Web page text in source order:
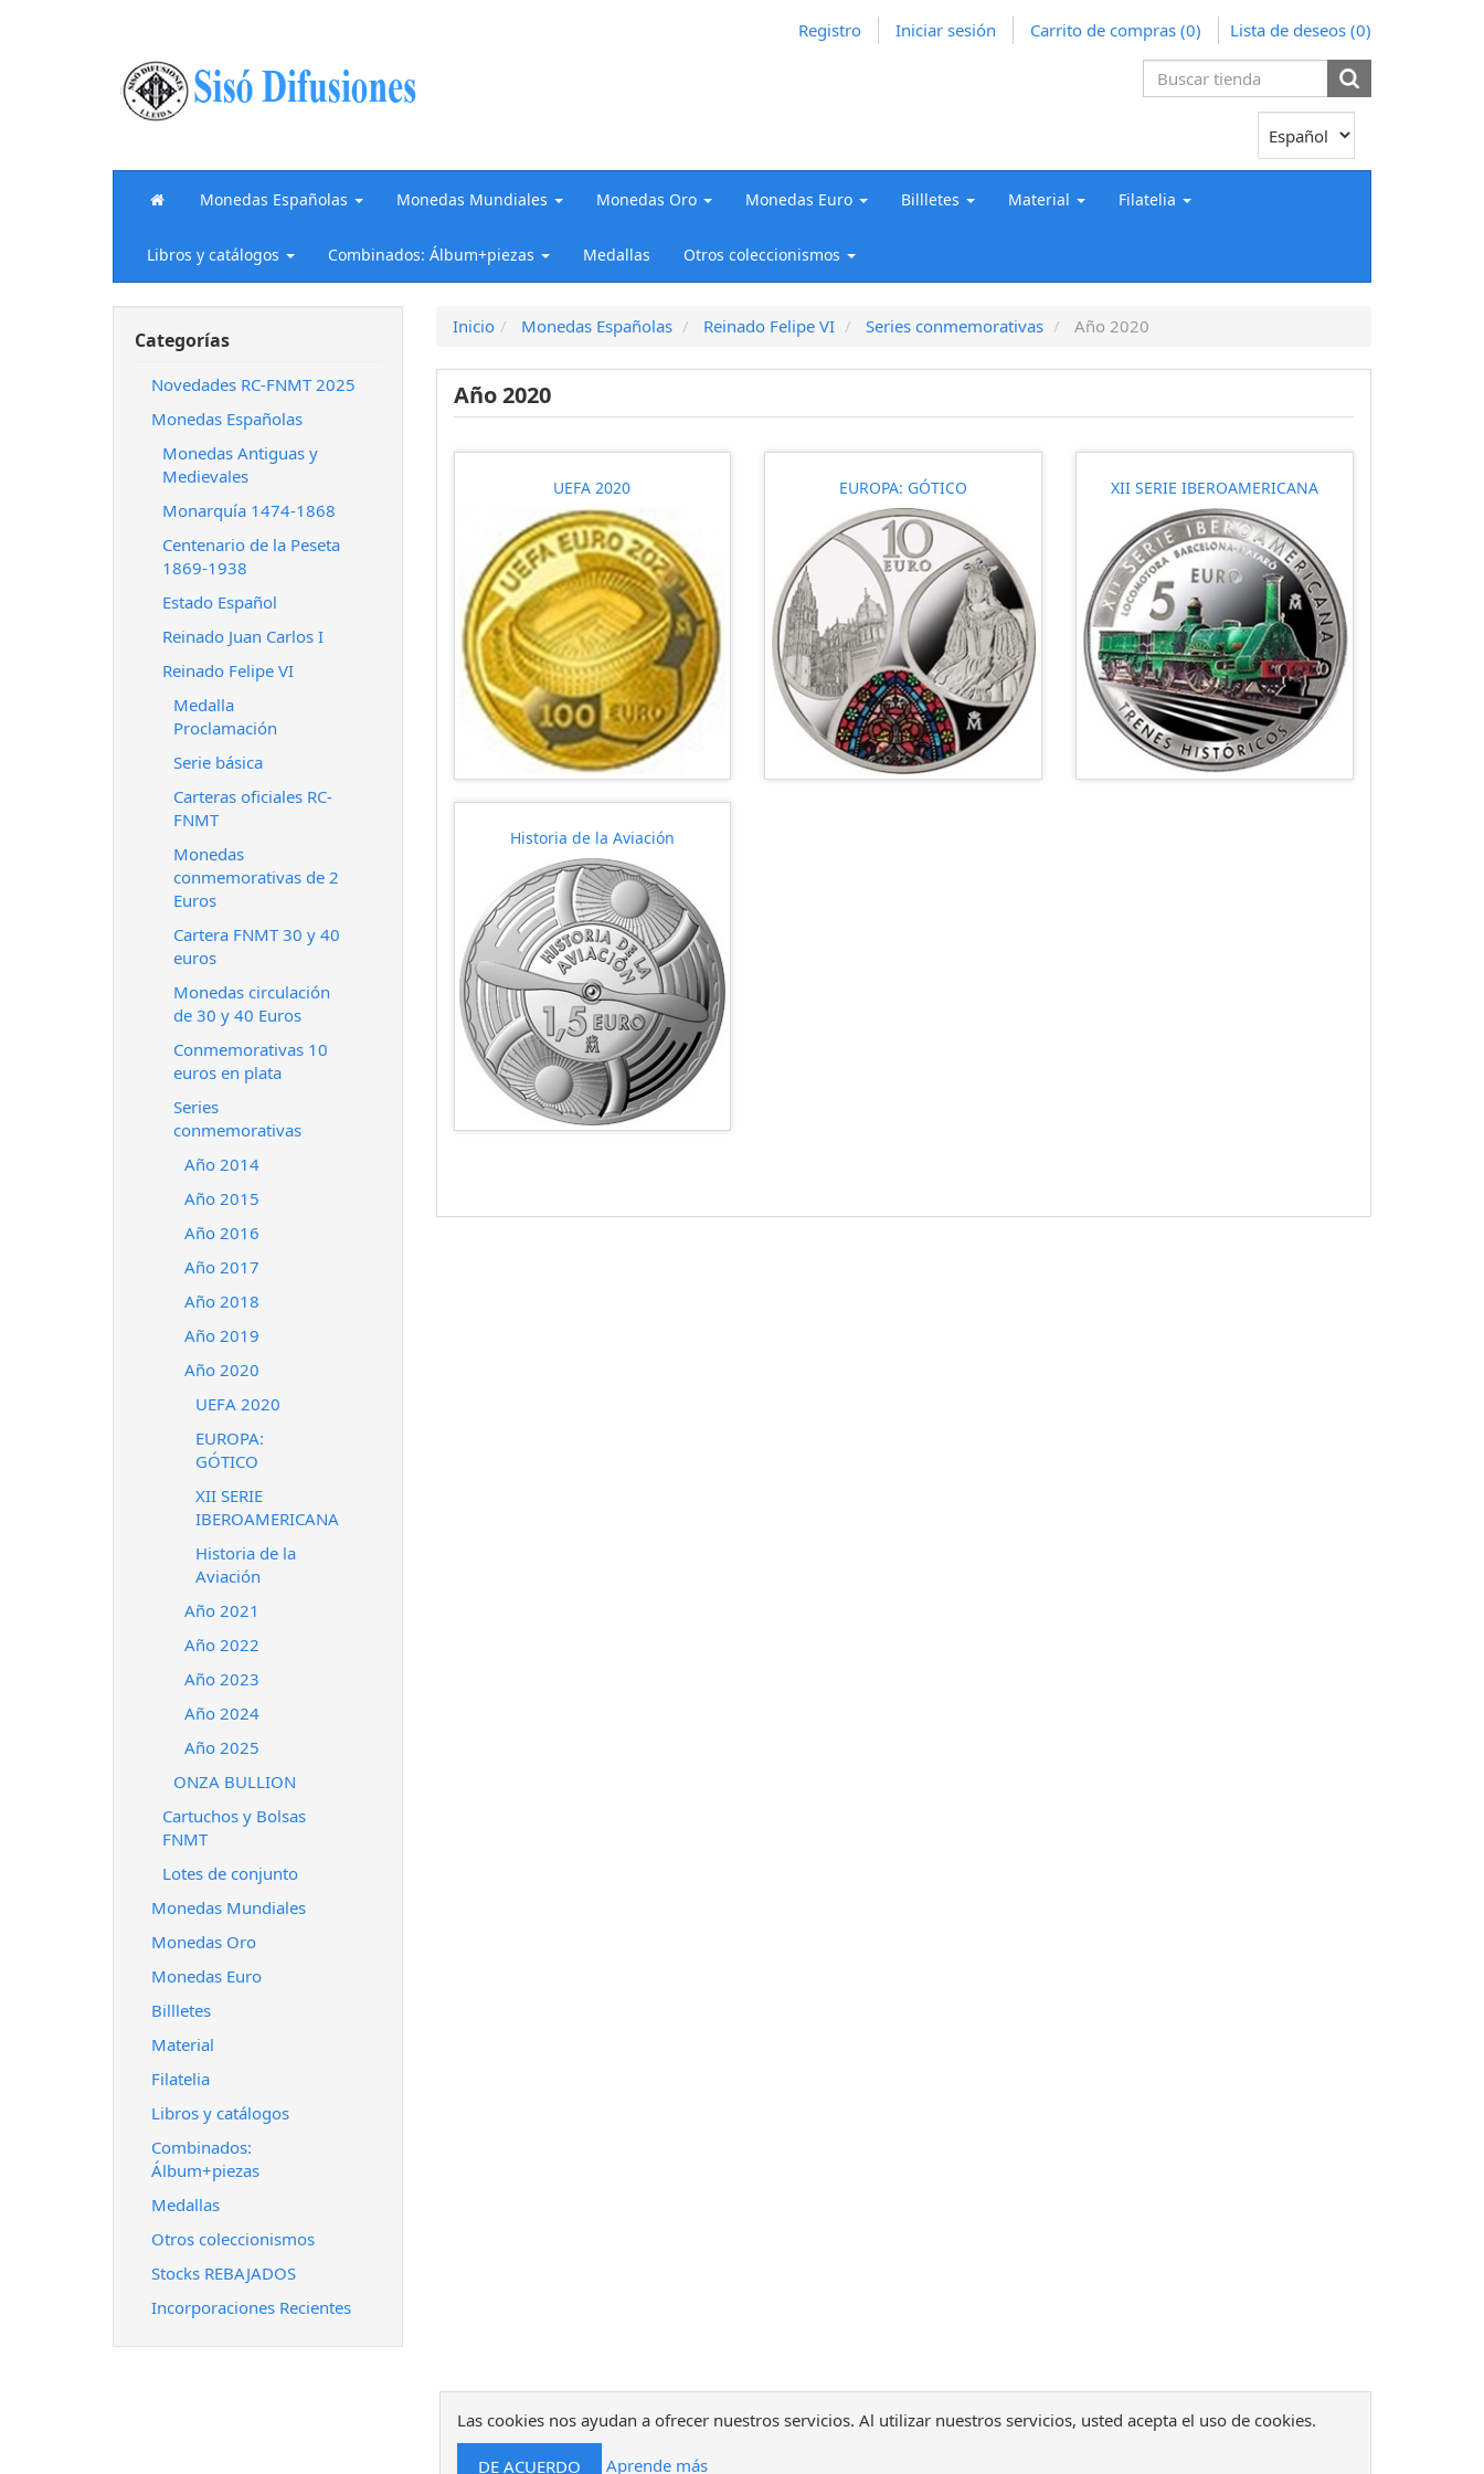
Registro Iniciar sesión Carrito de compras (0) Lista de deseos (0)
Monedas Españolas Monedas Mundiales Monedas Oro Monedas Euro Billletes Material Filatelia
Libros y catálogos Combinados: Álbum+piezas Medallas Otros coleccionismos
Categorías
Novedades RC-FNMT 2025
Monedas Españolas
Monedas Antiguas y
Medievales
Monarquía 1474-1868
Centenario de la Peseta
1869-1938
Estado Español
Reinado Juan Carlos I
Reinado Felipe VI
Medalla
Proclamación
Serie básica
Carteras oficiales RC-
FNMT
Monedas
conmemorativas de 2
Euros
Cartera FNMT 30 y 40
euros
Monedas circulación
de 30 y 40 Euros
Conmemorativas 10
euros en plata
Series
conmemorativas
Año 2014
Año 2015
Año 2016
Año 2017
Año 2018
Año 2019
Año 2020
UEFA 2020
EUROPA:
GÓTICO
XII SERIE
IBEROAMERICANA
Historia de la
Aviación
Año 2021
Año 2022
Año 2023
Año 2024
Año 2025
ONZA BULLION
Cartuchos y Bolsas
FNMT
Lotes de conjunto
Monedas Mundiales
Monedas Oro
Monedas Euro
Billletes
Material
Filatelia
Libros y catálogos
Combinados:
Álbum+piezas
Medallas
Otros coleccionismos
Stocks REBAJADOS
Incorporaciones Recientes
Inicio Monedas Españolas Reinado Felipe VI Series conmemorativas Año 2020
Año 2020
UEFA 2020 EUROPA: GÓTICO XII SERIE IBEROAMERICANA
Historia de la Aviación
Las cookies nos ayudan a ofrecer nuestros servicios. Al utilizar nuestros servicios, usted acepta el uso de cookies.
Aprende más